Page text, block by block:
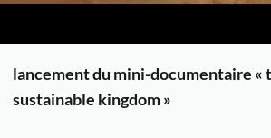
lancement du mini-documentaire «
sustainable kingdom »